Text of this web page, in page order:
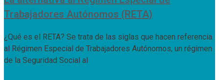
Trabajadores Autónomos (RETA)
¿Qué es el RETA? Se trata de las siglas que hacen referencia
al Régimen Especial de Trabajadores Autónomos, un régimen
de la Seguridad Social al